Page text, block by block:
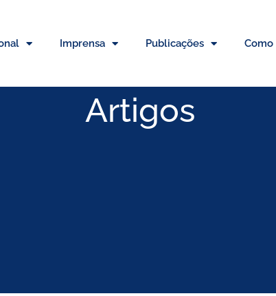
Imprensa Publicações Como
Artigos